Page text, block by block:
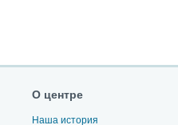
О центре
Наша история